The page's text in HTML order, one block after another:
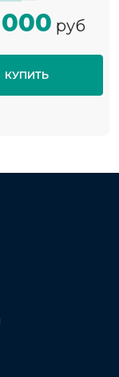
000 руб
КУПИТЬ